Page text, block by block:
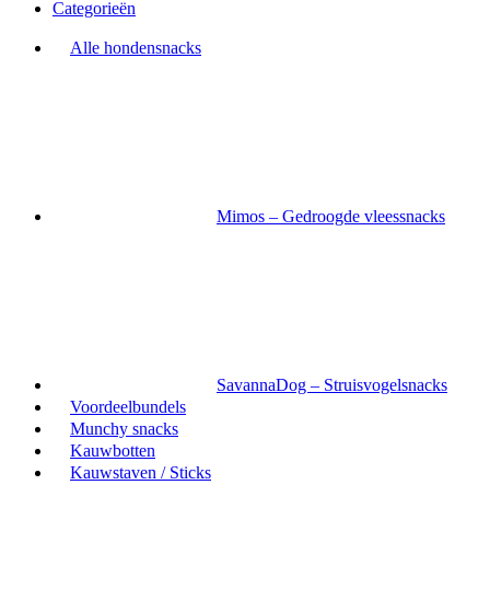
Categorieën
Alle hondensnacks
Mimos – Gedroogde vleessnacks
SavannaDog – Struisvogelsnacks
Voordeelbundels
Munchy snacks
Kauwbotten
Kauwstaven / Sticks